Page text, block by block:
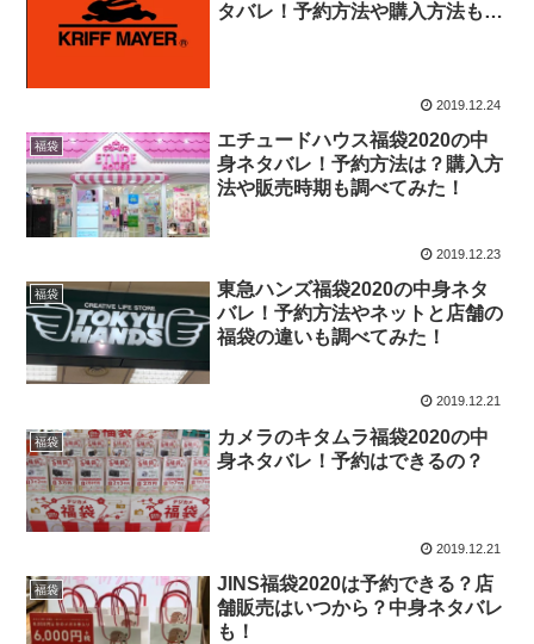
タバレ！予約方法や購入方法も調
2019.12.24
福袋
エチュードハウス福袋2020の中
身ネタバレ！予約方法は？購入方
法や販売時期も調べてみた！
2019.12.23
福袋
東急ハンズ福袋2020の中身ネタ
バレ！予約方法やネットと店舗の
福袋の違いも調べてみた！
2019.12.21
福袋
カメラのキタムラ福袋2020の中
身ネタバレ！予約はできるの？
2019.12.21
福袋
JINS福袋2020は予約できる？店
舗販売はいつから？中身ネタバレ
も！